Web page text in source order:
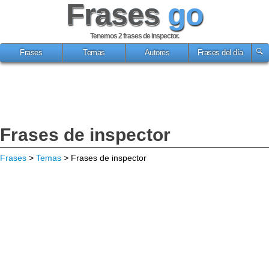
Frases go
Tenemos 2frases de inspector.
Frases
Temas Autores Frases del día
Frases de inspector
Frases > Temas > Frases de inspector